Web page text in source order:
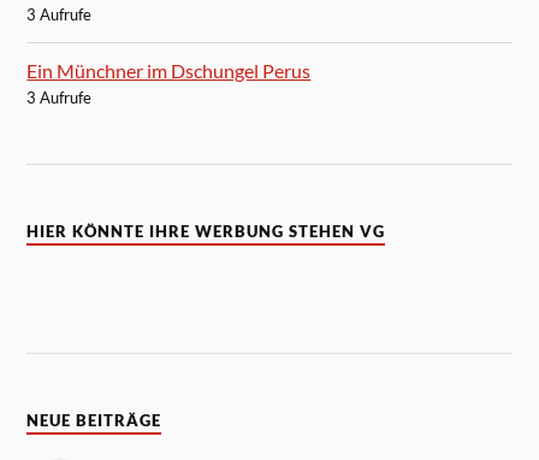
3 Aufrufe
Ein Münchner im Dschungel Perus
3 Aufrufe
HIER KÖNNTE IHRE WERBUNG STEHEN VG
NEUE BEITRÄGE